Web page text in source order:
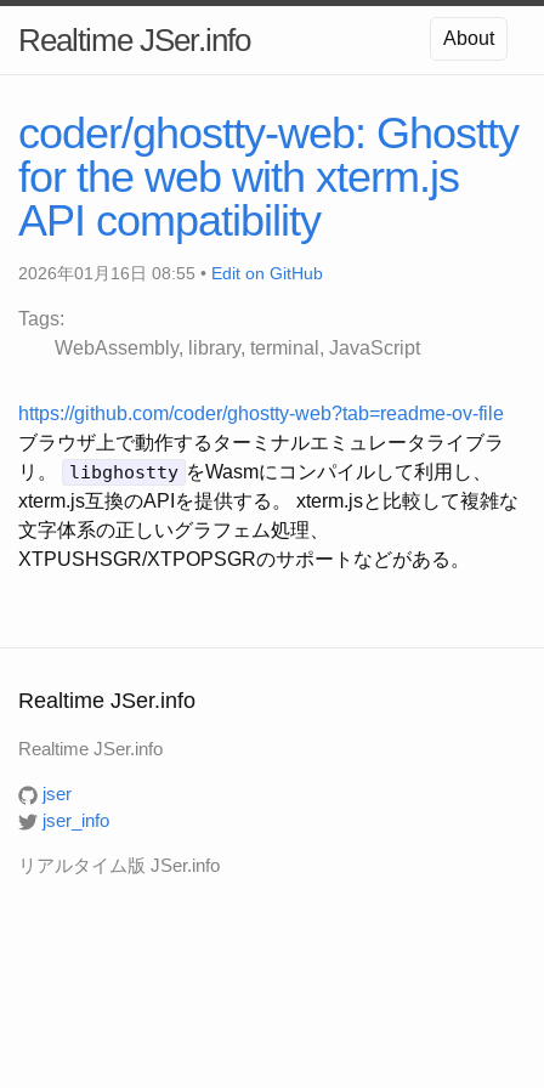
Realtime JSer.info About
coder/ghostty-web: Ghostty
for the web with xterm.js
API compatibility
2026年01月16日 08:55 • Edit on GitHub
Tags:
WebAssembly
library terminal JavaScript
https://github.com/coder/ghostty-web?tab=readme-ov-file
ブラウザ上で動作するターミナルエミュレータライブラ
リ。
libghostty をWasmにコンパイルして利用し、
xterm.js互換のAPIを提供する。 xterm.jsと比較して複雑な
文字体系の正しいグラフェム処理、
XTPUSHSGR/XTPOPSGRのサポートなどがある。
Realtime JSer.info
Realtime JSer.info
jser
jser_info
リアルタイム版 JSer.info